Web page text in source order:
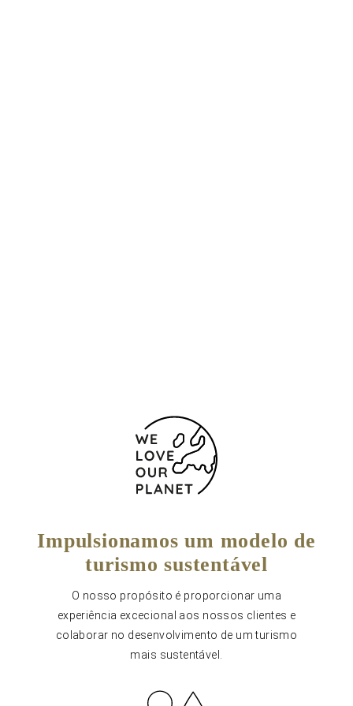
Impulsionamos um modelo de
turismo sustentável
O nosso propósito é proporcionar uma
experiência excecional aos nossos clientes e
colaborar no desenvolvimento de um turismo
mais sustentável.